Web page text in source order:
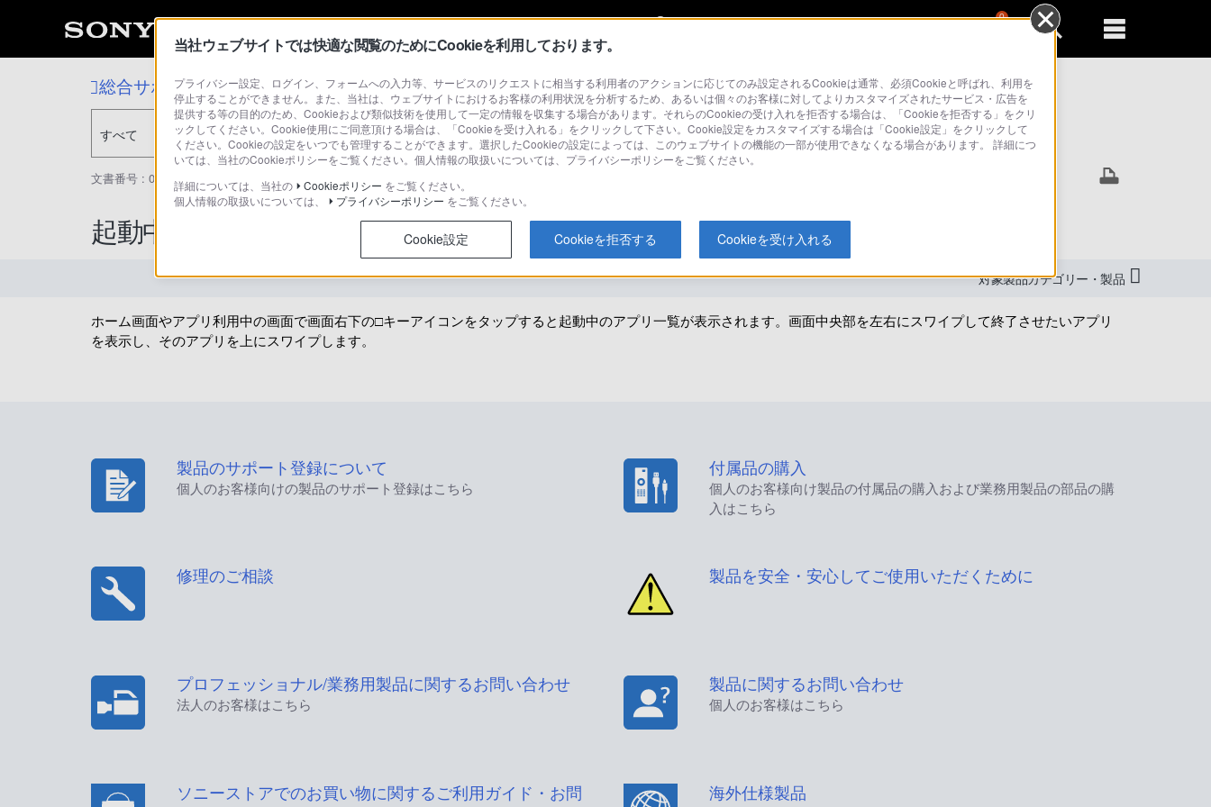
0
総合サポート・お問い合わせ
すべて 検索
文書番号 : 00245674 / 最終更新日 : 2025/03/11
起動中のアプリを終了させるには？
対象製品カテゴリー・製品
ホーム画面やアプリ利用中の画面で画面右下の□キーアイコンをタップすると起動中のアプリ一覧が表示されます。画面中央部を左右にスワイプして終了させたいアプリ
を表示し、そのアプリを上にスワイプします。
製品のサポート登録について
個人のお客様向けの製品のサポート登録はこちら
付属品の購入
個人のお客様向け製品の付属品の購入および業務用製品の部品の購
入はこちら
修理のご相談 製品を安全・安心してご使用いただくために
プロフェッショナル/業務用製品に関するお問い合わせ
法人のお客様はこちら
製品に関するお問い合わせ
個人のお客様はこちら
ソニーストアでのお買い物に関するご利用ガイド・お問
海外仕様製品
当社ウェブサイトでは快適な閲覧のためにCookieを利用しております。
プライバシー設定、ログイン、フォームへの入力等、サービスのリクエストに相当する利用者のアクションに応じてのみ設定されるCookieは通常、必須Cookieと呼ばれ、利用を
停止することができません。また、当社は、ウェブサイトにおけるお客様の利用状況を分析するため、あるいは個々のお客様に対してよりカスタマイズされたサービス・広告を
提供する等の目的のため、Cookieおよび類似技術を使用して一定の情報を収集する場合があります。それらのCookieの受け入れを拒否する場合は、「Cookieを拒否する」をクリ
ックしてください。Cookie使用にご同意頂ける場合は、「Cookieを受け入れる」をクリックして下さい。Cookie設定をカスタマイズする場合は「Cookie設定」をクリックして
ください。Cookieの設定をいつでも管理することができます。選択したCookieの設定によっては、このウェブサイトの機能の一部が使用できなくなる場合があります。 詳細につ
いては、当社のCookieポリシーをご覧ください。個人情報の取扱いについては、プライバシーポリシーをご覧ください。
詳細については、当社の
Cookieポリシー をご覧ください。
個人情報の取扱いについては、
プライバシーポリシー をご覧ください。
Cookie設定 Cookieを拒否する Cookieを受け入れる